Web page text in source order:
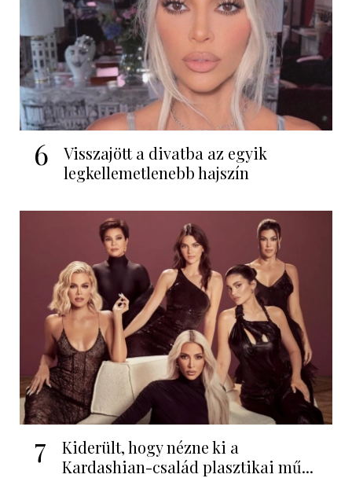
6
Visszajött a divatba az egyik
legkellemetlenebb hajszín
7
Kiderült, hogy nézne ki a
Kardashian-család plasztikai mű...